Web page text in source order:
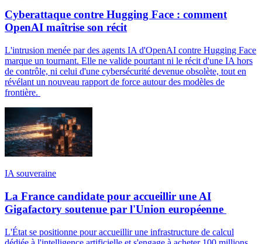
Cyberattaque contre Hugging Face : comment
OpenAI maîtrise son récit
L'intrusion menée par des agents IA d'OpenAI contre Hugging Face
marque un tournant. Elle ne valide pourtant ni le récit d'une IA hors
de contrôle, ni celui d'une cybersécurité devenue obsolète, tout en
révélant un nouveau rapport de force autour des modèles de
frontière.
IA souveraine
La France candidate pour accueillir une AI
Gigafactory soutenue par l'Union européenne
L'État se positionne pour accueillir une infrastructure de calcul